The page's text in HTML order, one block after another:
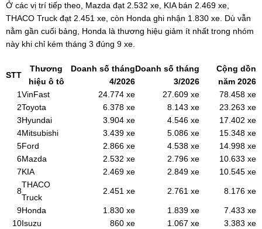
Ở các vị trí tiếp theo, Mazda đạt 2.532 xe, KIA bán 2.469 xe,
THACO Truck đạt 2.451 xe, còn Honda ghi nhận 1.830 xe. Dù vẫn
nằm gần cuối bảng, Honda là thương hiệu giảm ít nhất trong nhóm
này khi chỉ kém tháng 3 đúng 9 xe.
STT
Thương
hiệu ô tô
Doanh số tháng
4/2026
Doanh số tháng
3/2026
Cộng dồn
năm 2026
1VinFast 24.774 xe 27.609 xe
78.458 xe
2Toyota 6.378 xe 8.143 xe
23.263 xe
3Hyundai 3.904 xe 4.546 xe
17.402 xe
4Mitsubishi 3.439 xe 5.086 xe
15.348 xe
5Ford 2.866 xe 4.538 xe
14.998 xe
6Mazda 2.532 xe 2.796 xe
10.633 xe
7KIA 2.469 xe 2.849 xe 10.545 xe
8
THACO
Truck
2.451 xe 2.761 xe 8.176 xe
9Honda 1.830 xe 1.839 xe
7.433 xe
10Isuzu 860 xe 1.067 xe
3.383 xe